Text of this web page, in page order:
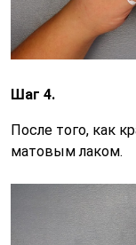
Шаг 4.
После того, как
матовым лаком.